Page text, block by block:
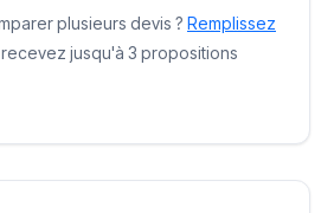
plusieurs devis ? Remplissez
jusqu'à 3 propositions